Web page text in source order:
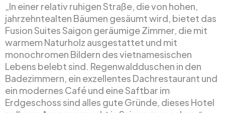
„In einer relativ ruhigen Straße, die von hohen,
jahrzehntealten Bäumen gesäumt wird, bietet das
Fusion Suites Saigon geräumige Zimmer, die mit
warmem Naturholz ausgestattet und mit
monochromen Bildern des vietnamesischen
Lebens belebt sind. Regenwaldduschen in den
Badezimmern, ein exzellentes Dachrestaurant und
ein modernes Café und eine Saftbar im
Erdgeschoss sind alles gute Gründe, dieses Hotel